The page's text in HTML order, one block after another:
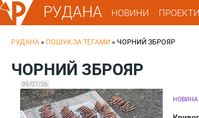
РУДАНА НОВИНИ ПРОЕКТИ
РУДАНА » ПОШУК ЗА ТЕГАМИ » ЧОРНИЙ ЗБРОЯР
ЧОРНИЙ ЗБРОЯР
09/07/26
НОВИНА